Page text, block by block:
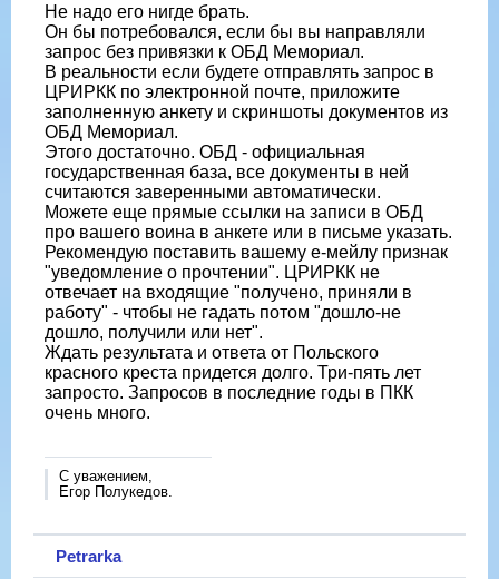
Не надо его нигде брать.
Он бы потребовался, если бы вы направляли
запрос без привязки к ОБД Мемориал.
В реальности если будете отправлять запрос в
ЦРИРКК по электронной почте, приложите
заполненную анкету и скриншоты документов из
ОБД Мемориал.
Этого достаточно. ОБД - официальная
государственная база, все документы в ней
считаются заверенными автоматически.
Можете еще прямые ссылки на записи в ОБД
про вашего воина в анкете или в письме указать.
Рекомендую поставить вашему е-мейлу признак
"уведомление о прочтении". ЦРИРКК не
отвечает на входящие "получено, приняли в
работу" - чтобы не гадать потом "дошло-не
дошло, получили или нет".
Ждать результата и ответа от Польского
красного креста придется долго. Три-пять лет
запросто. Запросов в последние годы в ПКК
очень много.
С уважением,
Егор Полукедов.
Petrarka